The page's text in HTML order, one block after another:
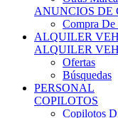
Compra De
ALQUILER
ALQUILER
Ofertas
Búsquedas
PERSONAL
COPILOTOS
Copilotos
Busqueda